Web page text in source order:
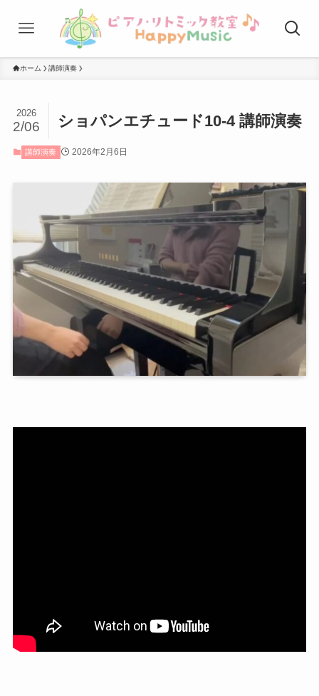
ホーム 講師演奏
ショパンエチュード10-4 講師演奏
2026
2/06
講師演奏 2026年2月6日